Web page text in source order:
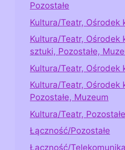
Pozostałe
Kultura/Teatr, Ośrodek
Kultura/Teatr, Ośrodek
sztuki, Pozostałe,
Kultura/Teatr, Ośrodek
Kultura/Teatr, Ośrodek
Pozostałe, Muzeum
Kultura/Teatr, Pozostałe
Łączność/Pozostałe
Łączność/